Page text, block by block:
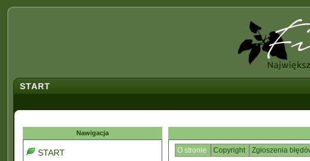
START
Nawigacja
START O stronie Copyright Zgłoszenia